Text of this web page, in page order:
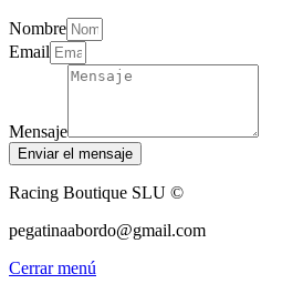
Nombre
Email
Mensaje
Enviar el mensaje
Racing Boutique SLU ©
pegatinaabordo@gmail.com
Cerrar menú